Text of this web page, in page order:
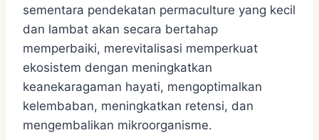
sementara pendekatan permaculture yang kecil
dan lambat akan secara bertahap
memperbaiki, merevitalisasi memperkuat
ekosistem dengan meningkatkan
keanekaragaman hayati, mengoptimalkan
kelembaban, meningkatkan retensi, dan
mengembalikan mikroorganisme.